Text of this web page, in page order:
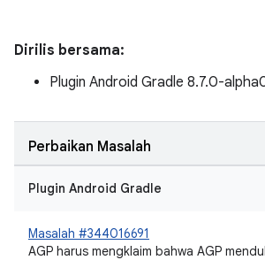
Dirilis bersama:
Plugin Android Gradle 8.7.0-
Perbaikan Masalah
Plugin Android Gradle
Masalah #344016691
AGP harus mengklaim bahwa AGP